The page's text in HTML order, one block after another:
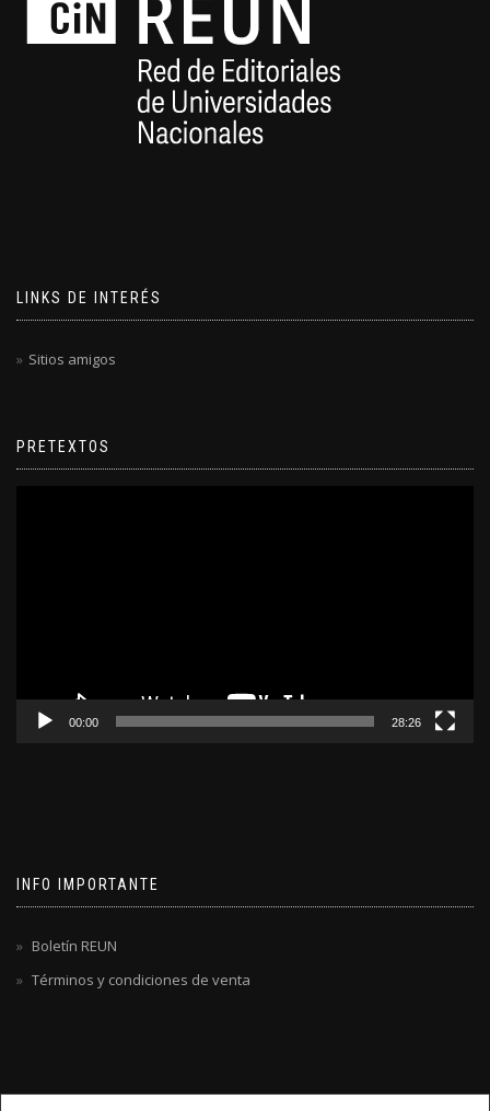
LINKS DE INTERÉS
Sitios amigos
PRETEXTOS
00:00 28:26
INFO IMPORTANTE
Boletín REUN
Términos y condiciones de venta